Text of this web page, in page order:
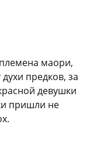
маори,
предков, за
девушки
пришли не